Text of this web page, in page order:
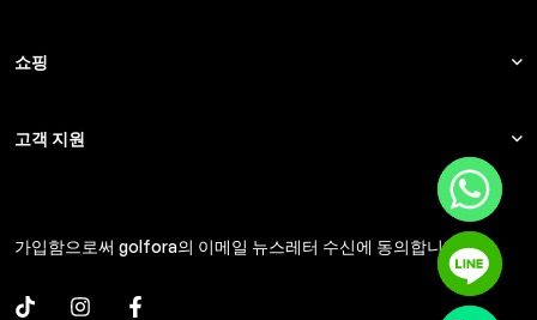
쇼핑
고객 지원
가입함으로써 golfora의 이메일 뉴스레터 수신에 동의합니다.